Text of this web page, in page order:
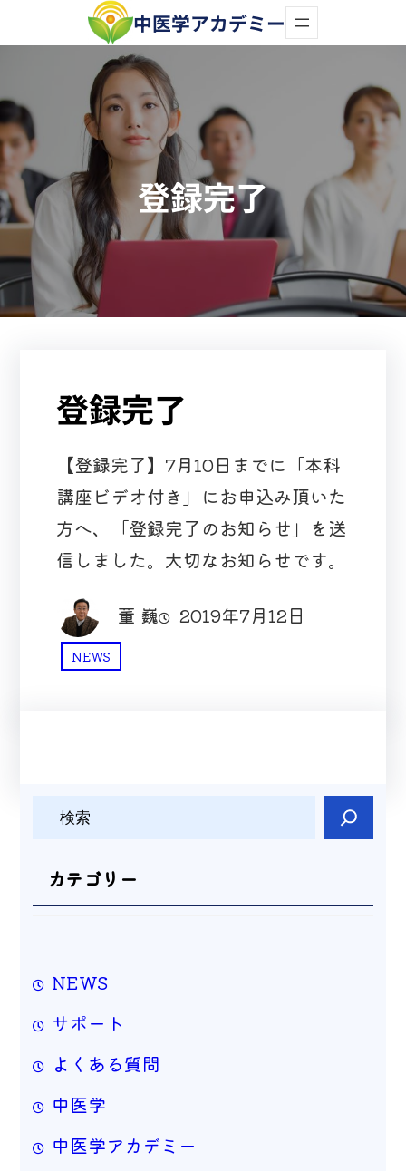
容
ス
キ
ッ
プ
中医学アカデミー
登録完了
登録完了
【登録完了】7月10日までに「本科
講座ビデオ付き」にお申込み頂いた
方へ、「登録完了のお知らせ」を送
信しました。大切なお知らせです。
董 巍 2019年7月12日
NEWS
カテゴリー
NEWS
サポート
よくある質問
中医学
中医学アカデミー